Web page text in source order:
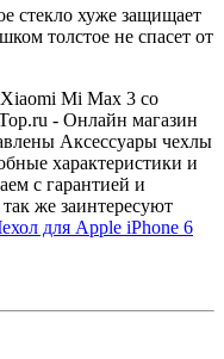
стекло хуже защищает
толстое не спасет от
Mi Max 3 со
- Онлайн магазин
Аксессуары чехлы
характеристики и
с гарантией и
же заинтересуют
для Apple iPhone 6